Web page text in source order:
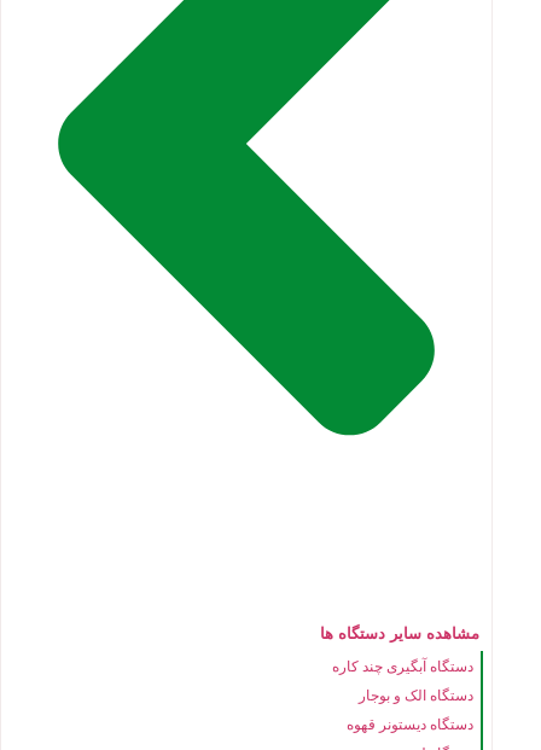
مشاهده سایر دستگاه ها
دستگاه آبگیری چند کاره
دستگاه الک و بوجار
دستگاه دیستونر قهوه